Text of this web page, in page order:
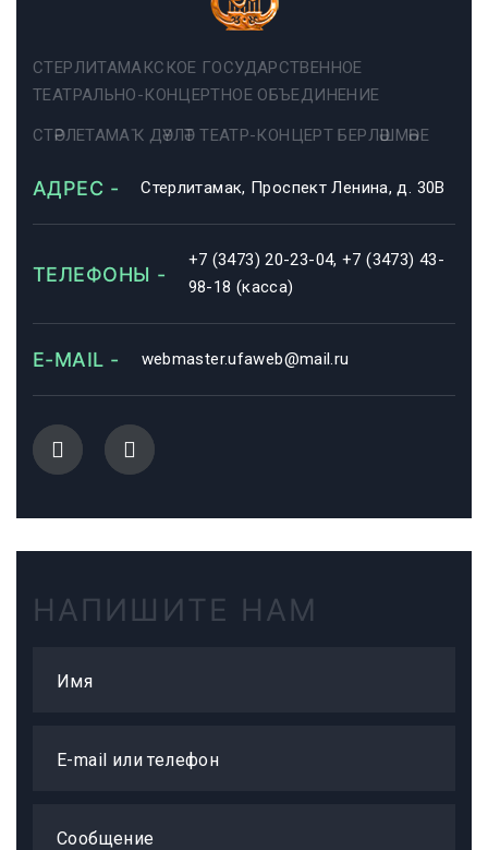
СТЕРЛИТАМАКСКОЕ ГОСУДАРСТВЕННОЕ
ТЕАТРАЛЬНО-КОНЦЕРТНОЕ ОБЪЕДИНЕНИЕ
СТӘРЛЕТАМАҠ ДӘҮЛӘТ ТЕАТР-КОНЦЕРТ БЕРЛӘШМӘҺЕ
АДРЕС - Стерлитамак, Проспект Ленина, д. 30В
ТЕЛЕФОНЫ -
+7 (3473) 20-23-04, +7 (3473) 43-
98-18 (касса)
E-MAIL - webmaster.ufaweb@mail.ru
НАПИШИТЕ НАМ
Имя
E-mail или телефон
Сообщение